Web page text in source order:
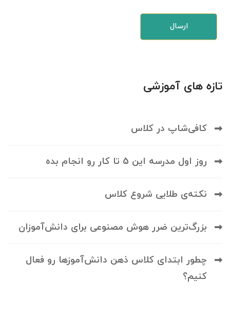
تازه های آموزشی
کافی‌شاپ در کلاس
روز اول مدرسه این 5 تا کار رو انجام بده
نکته‌ی طلایی شروع کلاس
بزرگ‌ترین ضرر هوش مصنوعی برای دانش‌آموزان
چطور ابتدای کلاس ذهن دانش‌آموزها رو فعال
کنیم؟